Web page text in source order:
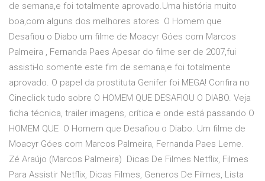
de semana,e foi totalmente aprovado.Uma história muito
boa,com alguns dos melhores atores O Homem que
Desafiou o Diabo um filme de Moacyr Góes com Marcos
Palmeira , Fernanda Paes Apesar do filme ser de 2007,fui
assisti-lo somente este fim de semana,e foi totalmente
aprovado. O papel da prostituta Genifer foi MEGA! Confira no
Cineclick tudo sobre O HOMEM QUE DESAFIOU O DIABO. Veja
ficha técnica, trailer imagens, crítica e onde está passando O
HOMEM QUE O Homem que Desafiou o Diabo. Um filme de
Moacyr Góes com Marcos Palmeira, Fernanda Paes Leme.
Zé Araújo (Marcos Palmeira) Dicas De Filmes Netflix, Filmes
Para Assistir Netflix, Dicas Filmes, Generos De Filmes, Lista